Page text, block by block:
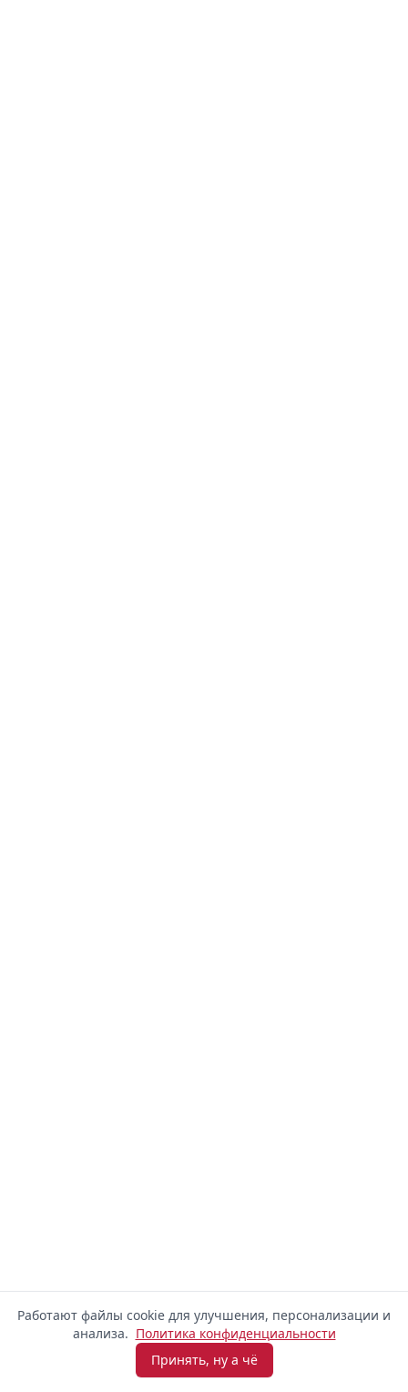
Работают файлы cookie для улучшения, персонализации и
анализа. Политика конфиденциальности
Принять, ну а чё
Взять микрозайм